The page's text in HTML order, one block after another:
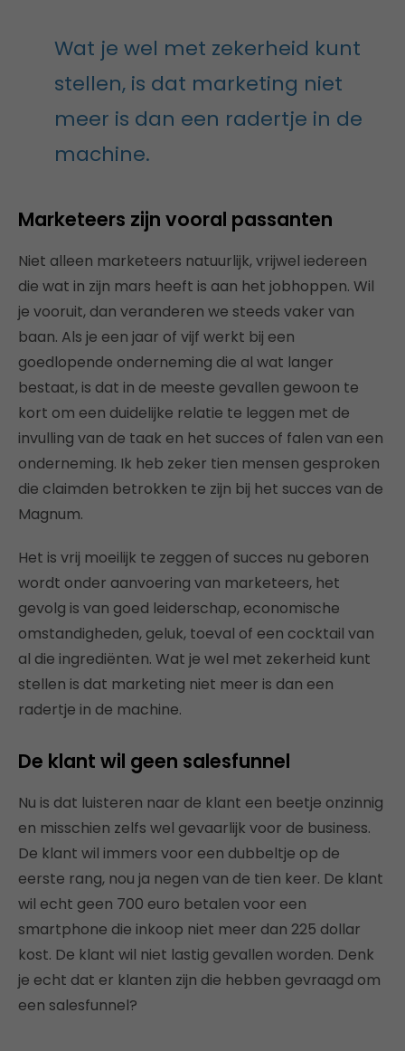
Wat je wel met zekerheid kunt
stellen, is dat marketing niet
meer is dan een radertje in de
machine.
Marketeers zijn vooral passanten
Niet alleen marketeers natuurlijk, vrijwel iedereen
die wat in zijn mars heeft is aan het jobhoppen. Wil
je vooruit, dan veranderen we steeds vaker van
baan. Als je een jaar of vijf werkt bij een
goedlopende onderneming die al wat langer
bestaat, is dat in de meeste gevallen gewoon te
kort om een duidelijke relatie te leggen met de
invulling van de taak en het succes of falen van een
onderneming. Ik heb zeker tien mensen gesproken
die claimden betrokken te zijn bij het succes van de
Magnum.
Het is vrij moeilijk te zeggen of succes nu geboren
wordt onder aanvoering van marketeers, het
gevolg is van goed leiderschap, economische
omstandigheden, geluk, toeval of een cocktail van
al die ingrediënten. Wat je wel met zekerheid kunt
stellen is dat marketing niet meer is dan een
radertje in de machine.
De klant wil geen salesfunnel
Nu is dat luisteren naar de klant een beetje onzinnig
en misschien zelfs wel gevaarlijk voor de business.
De klant wil immers voor een dubbeltje op de
eerste rang, nou ja negen van de tien keer. De klant
wil echt geen 700 euro betalen voor een
smartphone die inkoop niet meer dan 225 dollar
kost. De klant wil niet lastig gevallen worden. Denk
je echt dat er klanten zijn die hebben gevraagd om
een salesfunnel?